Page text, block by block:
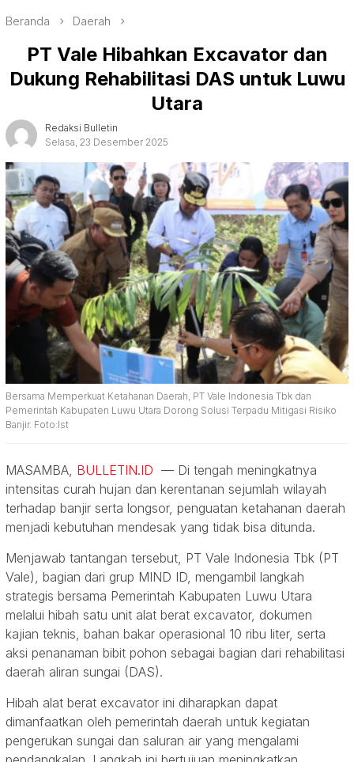
Beranda Daerah
PT Vale Hibahkan Excavator dan
Dukung Rehabilitasi DAS untuk Luwu
Utara
Redaksi Bulletin
Selasa, 23 Desember 2025
Bersama Memperkuat Ketahanan Daerah, PT Vale Indonesia Tbk dan
Pemerintah Kabupaten Luwu Utara Dorong Solusi Terpadu Mitigasi Risiko
Banjir. Foto:Ist
MASAMBA, BULLETIN.ID — Di tengah meningkatnya
intensitas curah hujan dan kerentanan sejumlah wilayah
terhadap banjir serta longsor, penguatan ketahanan daerah
menjadi kebutuhan mendesak yang tidak bisa ditunda.
Menjawab tantangan tersebut, PT Vale Indonesia Tbk (PT
Vale), bagian dari grup MIND ID, mengambil langkah
strategis bersama Pemerintah Kabupaten Luwu Utara
melalui hibah satu unit alat berat excavator, dokumen
kajian teknis, bahan bakar operasional 10 ribu liter, serta
aksi penanaman bibit pohon sebagai bagian dari rehabilitasi
daerah aliran sungai (DAS).
Hibah alat berat excavator ini diharapkan dapat
dimanfaatkan oleh pemerintah daerah untuk kegiatan
pengerukan sungai dan saluran air yang mengalami